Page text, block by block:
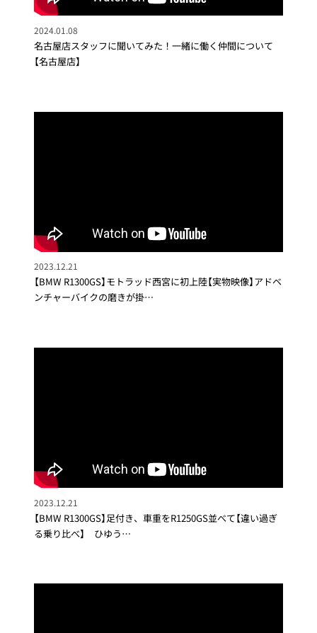
名古屋店スタッフに聞いてみた！一緒に働く仲間について
【名古屋店】
2024.01.08
【BMW R1300GS】モトラッド西宮に初上陸【実物映像】アドベ
ンチャーバイクの磨きが掛…
2023.12.21
【BMW R1300GS】足付き、車重をR1250GS並べて【違い過ぎ
る乗り比べ】 ひゆう…
2023.12.21